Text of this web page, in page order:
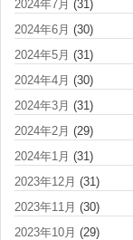
2024年7月 (31)
2024年6月 (30)
2024年5月 (31)
2024年4月 (30)
2024年3月 (31)
2024年2月 (29)
2024年1月 (31)
2023年12月 (31)
2023年11月 (30)
2023年10月 (29)